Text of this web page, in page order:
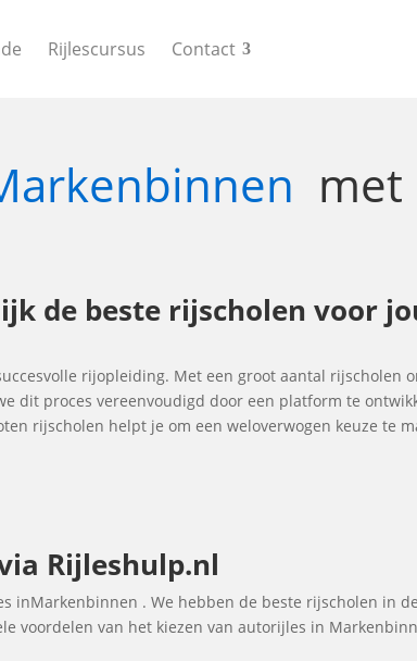
Rijlescursus Contact
met
de beste rijscholen voor
rijopleiding. Met een groot aantal rijscholen
dit proces vereenvoudigd door een platform te
rijscholen helpt je om een weloverwogen keuze te
Rijleshulp.nl
inMarkenbinnen . We hebben de beste rijscholen in
voordelen van het kiezen van autorijles in